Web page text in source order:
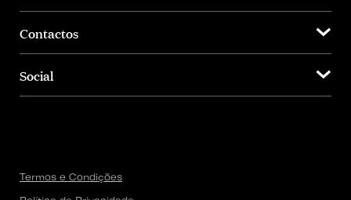
Contactos
Social
Termos e Condições